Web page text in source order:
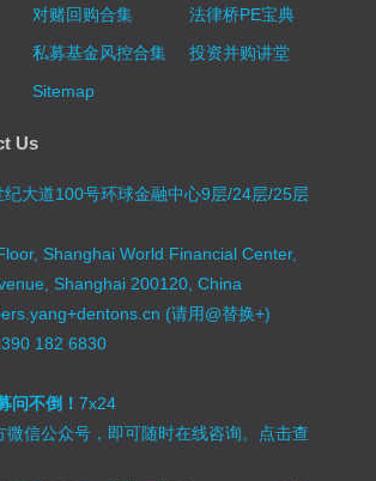
对赌回购合集
法律桥PE宝典
私募基金风控合集
投资并购讲堂
Sitemap
Us
大道100号环球金融中心9层/24层/25层
Shanghai World Financial Center,
Shanghai 200120, China
(请用@替换+)
182 6830
问不倒！7x24
信公众号，即可随时在线咨询。 点击查